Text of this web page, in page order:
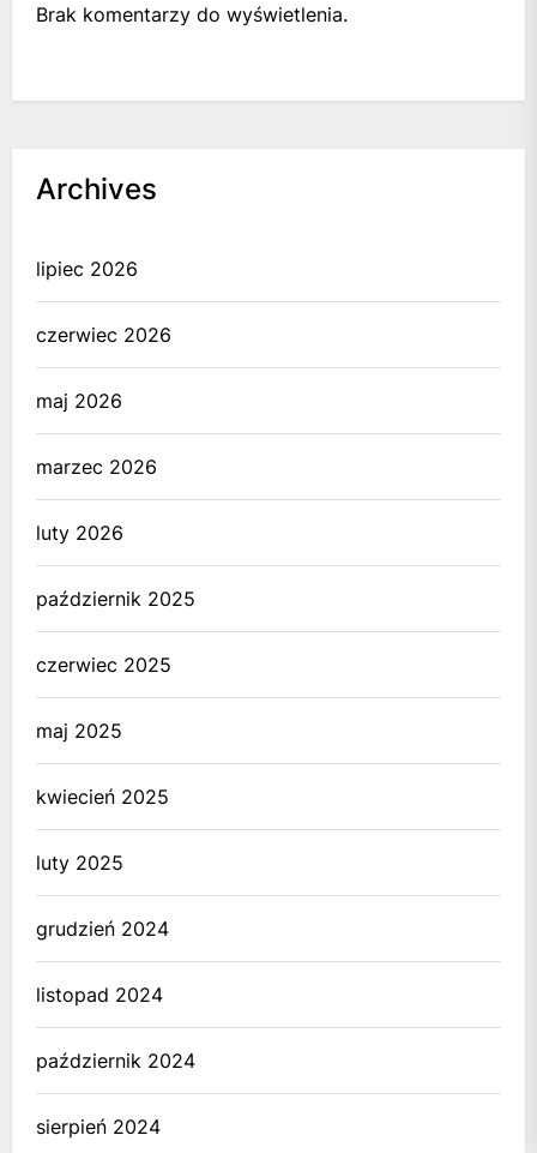
Brak komentarzy do wyświetlenia.
Archives
lipiec 2026
czerwiec 2026
maj 2026
marzec 2026
luty 2026
październik 2025
czerwiec 2025
maj 2025
kwiecień 2025
luty 2025
grudzień 2024
listopad 2024
październik 2024
sierpień 2024